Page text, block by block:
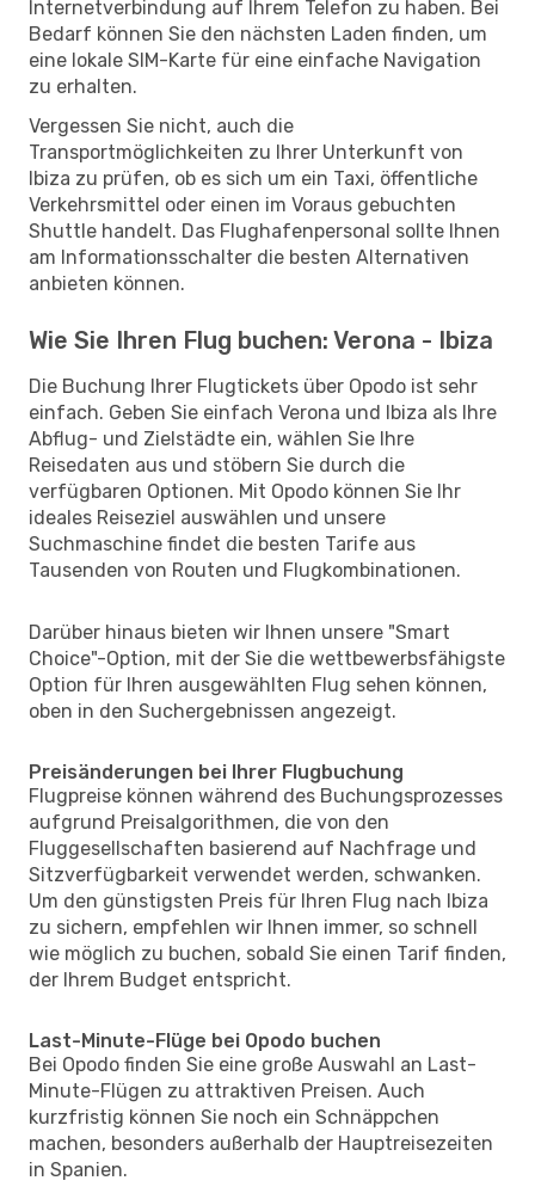
Internetverbindung auf Ihrem Telefon zu haben. Bei
Bedarf können Sie den nächsten Laden finden, um
eine lokale SIM-Karte für eine einfache Navigation
zu erhalten.
Vergessen Sie nicht, auch die
Transportmöglichkeiten zu Ihrer Unterkunft von
Ibiza zu prüfen, ob es sich um ein Taxi, öffentliche
Verkehrsmittel oder einen im Voraus gebuchten
Shuttle handelt. Das Flughafenpersonal sollte Ihnen
am Informationsschalter die besten Alternativen
anbieten können.
Wie Sie Ihren Flug buchen: Verona - Ibiza
Die Buchung Ihrer Flugtickets über Opodo ist sehr
einfach. Geben Sie einfach Verona und Ibiza als Ihre
Abflug- und Zielstädte ein, wählen Sie Ihre
Reisedaten aus und stöbern Sie durch die
verfügbaren Optionen. Mit Opodo können Sie Ihr
ideales Reiseziel auswählen und unsere
Suchmaschine findet die besten Tarife aus
Tausenden von Routen und Flugkombinationen.
Darüber hinaus bieten wir Ihnen unsere "Smart
Choice"-Option, mit der Sie die wettbewerbsfähigste
Option für Ihren ausgewählten Flug sehen können,
oben in den Suchergebnissen angezeigt.
Preisänderungen bei Ihrer Flugbuchung
Flugpreise können während des Buchungsprozesses
aufgrund Preisalgorithmen, die von den
Fluggesellschaften basierend auf Nachfrage und
Sitzverfügbarkeit verwendet werden, schwanken.
Um den günstigsten Preis für Ihren Flug nach Ibiza
zu sichern, empfehlen wir Ihnen immer, so schnell
wie möglich zu buchen, sobald Sie einen Tarif finden,
der Ihrem Budget entspricht.
Last-Minute-Flüge bei Opodo buchen
Bei Opodo finden Sie eine große Auswahl an Last-
Minute-Flügen zu attraktiven Preisen. Auch
kurzfristig können Sie noch ein Schnäppchen
machen, besonders außerhalb der Hauptreisezeiten
in Spanien.